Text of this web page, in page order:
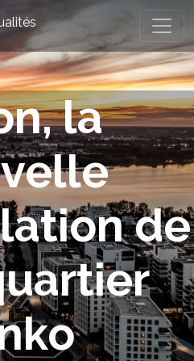
la
de